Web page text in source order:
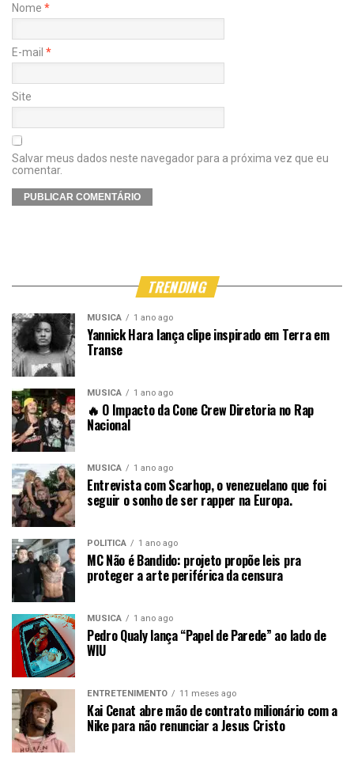
Nome *
E-mail *
Site
Salvar meus dados neste navegador para a próxima vez que eu
comentar.
TRENDING
MÚSICA 1 ano ago
Yannick Hara lança clipe inspirado em Terra em
Transe
MÚSICA 1 ano ago
🔥 O Impacto da Cone Crew Diretoria no Rap
Nacional
MÚSICA 1 ano ago
Entrevista com Scarhop, o venezuelano que foi
seguir o sonho de ser rapper na Europa.
POLÍTICA 1 ano ago
MC Não é Bandido: projeto propõe leis pra
proteger a arte periférica da censura
MÚSICA 1 ano ago
Pedro Qualy lança “Papel de Parede” ao lado de
WIU
ENTRETENIMENTO 11 meses ago
Kai Cenat abre mão de contrato milionário com a
Nike para não renunciar a Jesus Cristo